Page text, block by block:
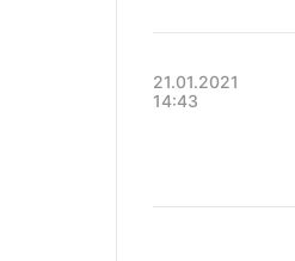
21.01.2021
14:43